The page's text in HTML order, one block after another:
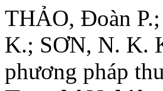
THẢO, Đoàn
K.; SƠN, N. K.
phương pháp